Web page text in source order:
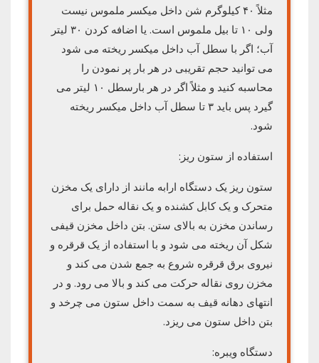
مثلاً ۴۰ کیلوگرم شن داخل میکسر ملموس نیست
ولی ۱۰ تا بیل ملموس است. یا اضافه کردن ۳۰ لیتر
آب؛ اگر با سطل آب داخل میکسر ریخته می شود
می توانید حجم تقریبی در هر بار پر نمودن را
محاسبه کنید و مثلاً اگر در هر بارسطل ۱۰ لیتر می
گیرد پس باید ۳ تا سطل آب داخل میکسر ریخته
شود.
استفاده از ستون ریز:
ستون ریز یک دستگاه ارابه مانند از دارای یک مخزن
متحرک و یک کابل کشنده و یک نقاله حمل برای
رساندن مخزن به بالای ستن. بتن داخل مخزن قیفی
شکل آن ریخته می شود و با استفاده از یک قرقره و
نیروی برق قرقره شروع به جمع شدن می کند و
مخزن روی نقاله حرکت می کند و بالا می رود. و در
انتهای دهانه قیف به سمت داخل ستون می چرخد و
بتن داخل ستون می ریزد.
دستگاه ویبره: